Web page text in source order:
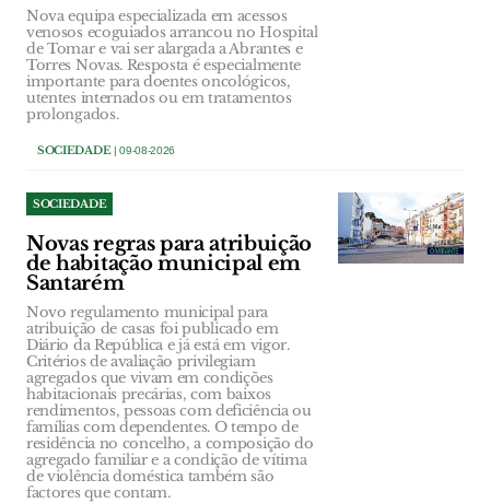
Nova equipa especializada em acessos
venosos ecoguiados arrancou no Hospital
de Tomar e vai ser alargada a Abrantes e
Torres Novas. Resposta é especialmente
importante para doentes oncológicos,
utentes internados ou em tratamentos
prolongados.
SOCIEDADE| 09-08-2026
SOCIEDADE
Novas regras para atribuição
de habitação municipal em
Santarém
Novo regulamento municipal para
atribuição de casas foi publicado em
Diário da República e já está em vigor.
Critérios de avaliação privilegiam
agregados que vivam em condições
habitacionais precárias, com baixos
rendimentos, pessoas com deficiência ou
famílias com dependentes. O tempo de
residência no concelho, a composição do
agregado familiar e a condição de vítima
de violência doméstica também são
factores que contam.